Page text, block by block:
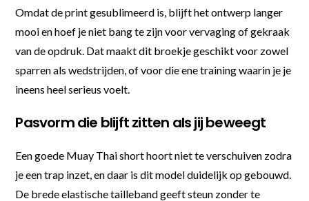
Omdat de print gesublimeerd is, blijft het ontwerp langer
mooi en hoef je niet bang te zijn voor vervaging of gekraak
van de opdruk. Dat maakt dit broekje geschikt voor zowel
sparren als wedstrijden, of voor die ene training waarin je je
ineens heel serieus voelt.
Pasvorm die blijft zitten als jij beweegt
Een goede Muay Thai short hoort niet te verschuiven zodra
je een trap inzet, en daar is dit model duidelijk op gebouwd.
De brede elastische tailleband geeft steun zonder te